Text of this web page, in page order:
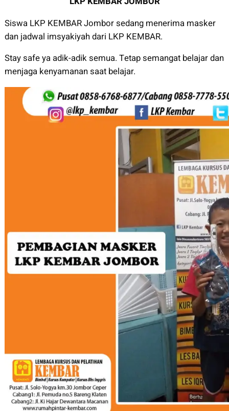
Siswa LKP KEMBAR Jombor sedang menerima masker
dan jadwal imsyakiyah dari LKP KEMBAR.
Stay safe ya adik-adik semua. Tetap semangat belajar dan
menjaga kenyamanan saat belajar.